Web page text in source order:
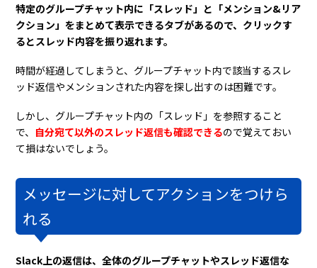
特定のグループチャット内に「スレッド」と「メンション&リア
クション」をまとめて表示できるタブがあるので、クリックす
るとスレッド内容を振り返れます。
時間が経過してしまうと、グループチャット内で該当するスレ
ッド返信やメンションされた内容を探し出すのは困難です。
しかし、グループチャット内の「スレッド」を参照すること
で、 自分宛て以外のスレッド返信も確認できるので覚えておい
て損はないでしょう。
メッセージに対してアクションをつけら
れる
Slack上の返信は、全体のグループチャットやスレッド返信な